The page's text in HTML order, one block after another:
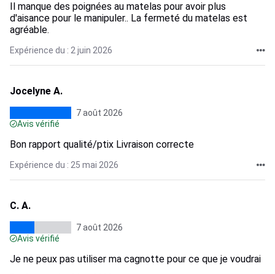
Il manque des poignées au matelas pour avoir plus
d'aisance pour le manipuler.. La fermeté du matelas est
agréable.
Expérience du : 2 juin 2026
Jocelyne A.
7 août 2026
Avis vérifié
Bon rapport qualité/ptix Livraison correcte
Expérience du : 25 mai 2026
C. A.
7 août 2026
Avis vérifié
Je ne peux pas utiliser ma cagnotte pour ce que je voudrai